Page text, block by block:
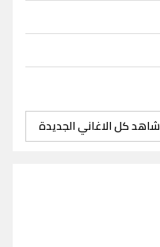
شاهد كل الاغاني الجديدة